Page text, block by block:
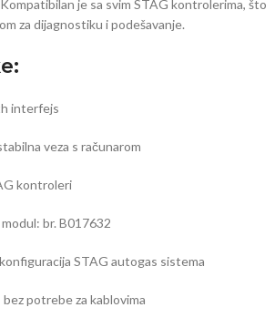
je sa svim STAG kontrolerima, što
za dijagnostiku i podešavanje.
interfejs
veza s računarom
kontroleri
br. B017632
STAG autogas sistema
potrebe za kablovima